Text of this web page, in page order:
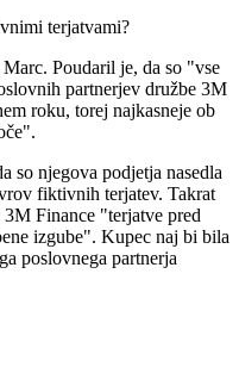
terjatvami?
Poudaril je, da so "vse
partnerjev družbe 3M
roku, torej najkasneje ob
so njegova podjetja nasedla
fiktivnih terjatev. Takrat
Finance "terjatve pred
izgube". Kupec naj bi bila
poslovnega partnerja